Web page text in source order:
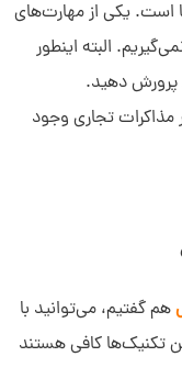
است. یکی از مهارت‌های
البته اینطور
پرورش دهید.
تجاری وجود
هم گفتیم، می‌توانید با
تکنیک‌ها کافی هستند